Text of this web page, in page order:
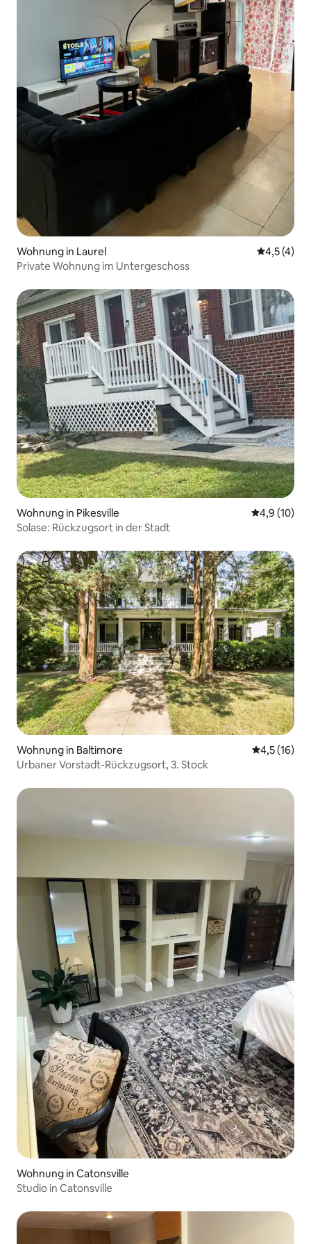
Wohnung in Laurel
4,5 (4)
Private Wohnung im Untergeschoss
Wohnung in Pikesville
4,9 (10)
Solase: Rückzugsort in der Stadt
Wohnung in Baltimore
4,5 (16)
Urbaner Vorstadt-Rückzugsort, 3. Stock
Wohnung in Catonsville
Studio in Catonsville